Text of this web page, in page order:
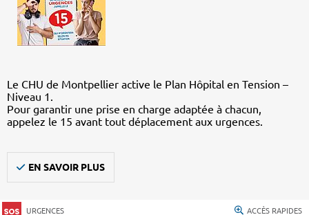
Le CHU de Montpellier active le Plan Hôpital en Tension –
Niveau 1.
Pour garantir une prise en charge adaptée à chacun,
appelez le 15 avant tout déplacement aux urgences.
EN SAVOIR PLUS
URGENCES ACCÈS RAPIDES